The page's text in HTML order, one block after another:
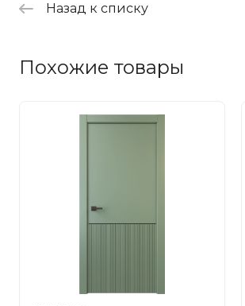
Назад к списку
Похожие товары